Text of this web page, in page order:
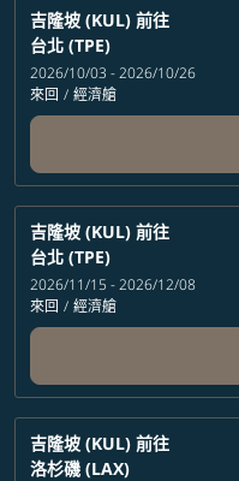
吉隆坡 (KUL) 前往
台北 (TPE)
2026/10/03 - 2026/10/26
來回 / 經濟艙
吉隆坡 (KUL) 前往
台北 (TPE)
2026/11/15 - 2026/12/08
來回 / 經濟艙
吉隆坡 (KUL) 前往
洛杉磯 (LAX)